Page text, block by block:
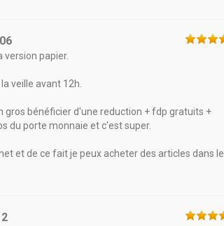
version papier.
veille avant 12h.
gros bénéficier d'une reduction + fdp gratuits +
du porte monnaie et c'est super.
et de ce fait je peux acheter des articles dans le